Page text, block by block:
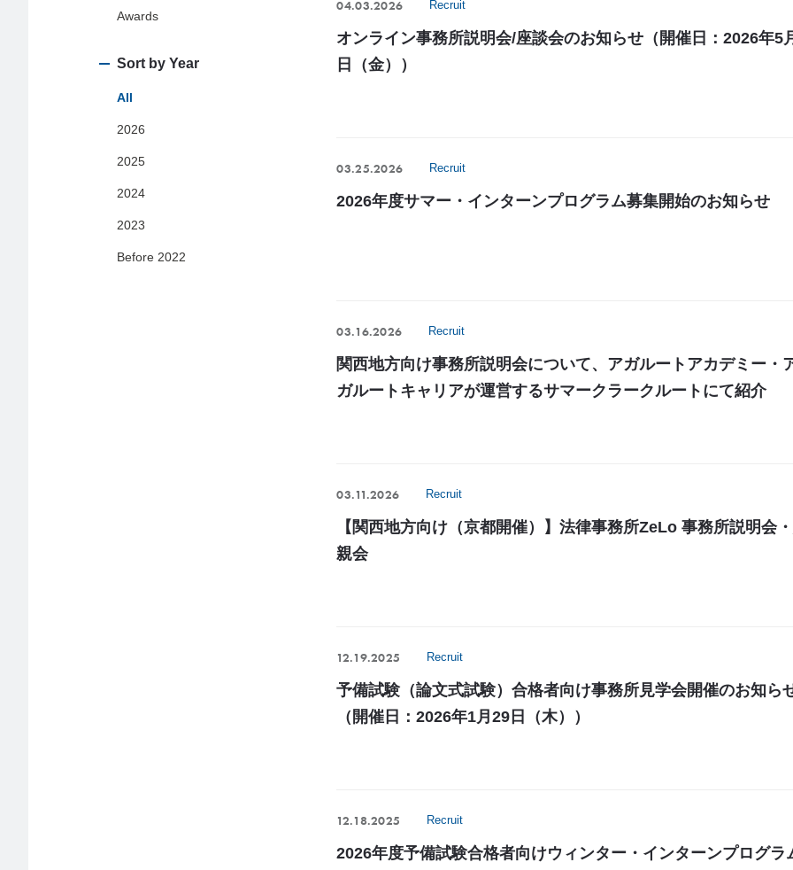
Awards
Sort by Year
All
2026
2025
2024
2023
Before 2022
04.03.2026 Recruit
オンライン事務所説明会/座談会のお知らせ（開催日：2026年5
日（金））
03.25.2026 Recruit
2026年度サマー・インターンプログラム募集開始のお知らせ
03.16.2026 Recruit
関西地方向け事務所説明会について、アガルートアカデミー・
ガルートキャリアが運営するサマークラークルートにて紹介
03.11.2026 Recruit
【関西地方向け（京都開催）】法律事務所ZeLo 事務所説明会
親会
12.19.2025 Recruit
予備試験（論文式試験）合格者向け事務所見学会開催のお知ら
（開催日：2026年1月29日（木））
12.18.2025 Recruit
2026年度予備試験合格者向けウィンター・インターンプログラ